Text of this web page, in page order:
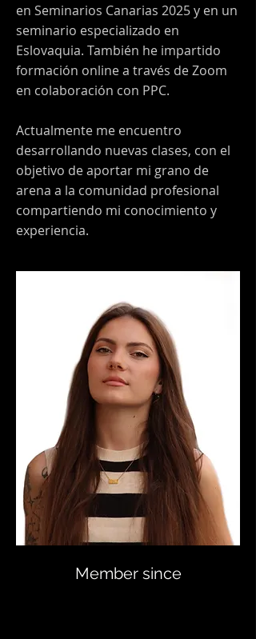
en Seminarios Canarias 2025 y en un
seminario especializado en
Eslovaquia. También he impartido
formación online a través de Zoom
en colaboración con PPC.
Actualmente me encuentro
desarrollando nuevas clases, con el
objetivo de aportar mi grano de
arena a la comunidad profesional
compartiendo mi conocimiento y
experiencia.
Member since